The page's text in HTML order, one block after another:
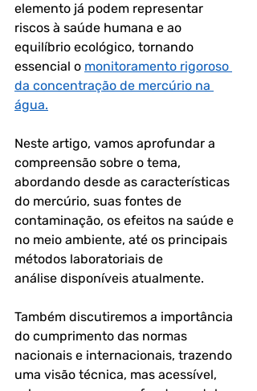
elemento já podem representar
riscos à saúde humana e ao
equilíbrio ecológico, tornando
essencial o monitoramento rigoroso
da concentração de mercúrio na
água.
Neste artigo, vamos aprofundar a
compreensão sobre o tema,
abordando desde as características
do mercúrio, suas fontes de
contaminação, os efeitos na saúde e
no meio ambiente, até os principais
métodos laboratoriais de
análise disponíveis atualmente.
Também discutiremos a importância
do cumprimento das normas
nacionais e internacionais, trazendo
uma visão técnica, mas acessível,